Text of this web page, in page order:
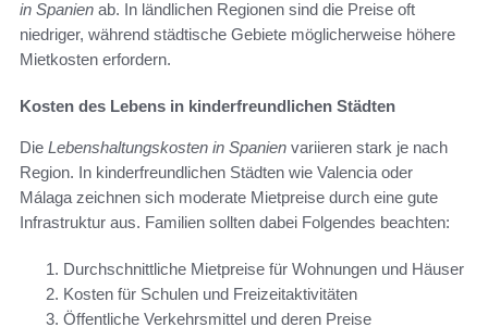
in Spanien ab. In ländlichen Regionen sind die Preise oft
niedriger, während städtische Gebiete möglicherweise höhere
Mietkosten erfordern.
Kosten des Lebens in kinderfreundlichen Städten
Die Lebenshaltungskosten in Spanien variieren stark je nach
Region. In kinderfreundlichen Städten wie Valencia oder
Málaga zeichnen sich moderate Mietpreise durch eine gute
Infrastruktur aus. Familien sollten dabei Folgendes beachten:
Durchschnittliche Mietpreise für Wohnungen und Häuser
Kosten für Schulen und Freizeitaktivitäten
Öffentliche Verkehrsmittel und deren Preise